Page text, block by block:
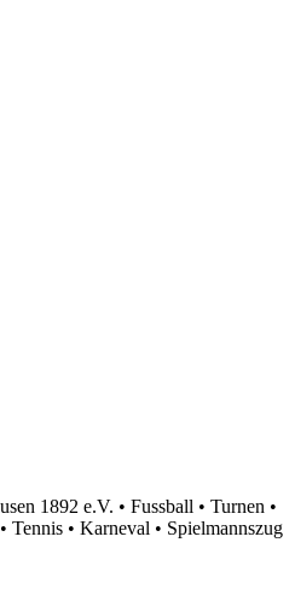
1892 e.V. • Fussball • Turnen •
Tennis • Karneval • Spielmannszug